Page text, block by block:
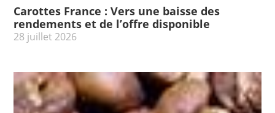
Carottes France : Vers une baisse des
rendements et de l’offre disponible
28 juillet 2026